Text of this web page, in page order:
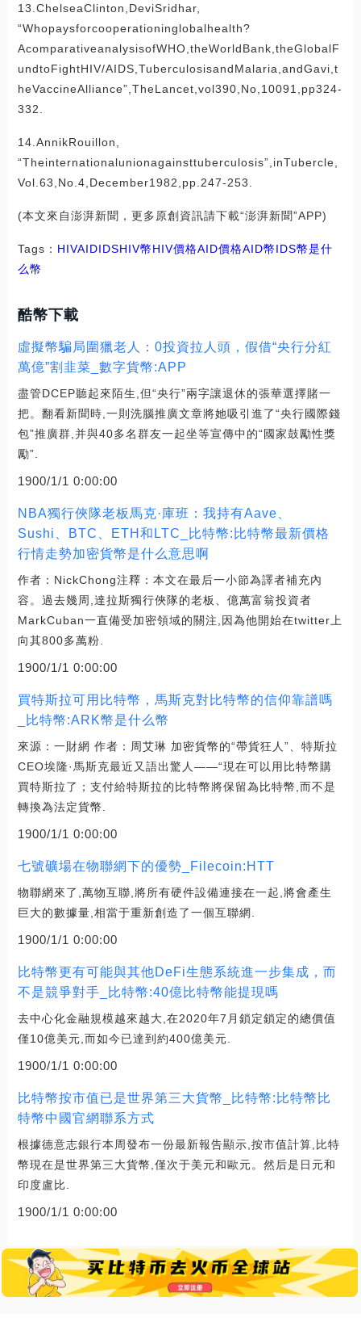
13.ChelseaClinton,DeviSridhar,
“Whopaysforcooperationinglobalhealth?
AcomparativeanalysisofWHO,theWorldBank,theGlobalF
undtoFightHIV/AIDS,TuberculosisandMalaria,andGavi,t
heVaccineAlliance”,TheLancet,vol390,No,10091,pp324-
332.
14.AnnikRouillon,
“Theinternationalunionagainsttuberculosis”,inTubercle,
Vol.63,No.4,December1982,pp.247-253.
(本文來自澎湃新聞，更多原創資訊請下載“澎湃新聞”APP)
Tags： HIVAIDIDSHIV幣HIV價格AID價格AID幣IDS幣是什
么幣
酷幣下載
虛擬幣騙局圍獵老人：0投資拉人頭，假借“央行分紅
萬億”割韭菜_數字貨幣:APP
盡管DCEP聽起來陌生,但“央行”兩字讓退休的張華選擇賭一
把。翻看新聞時,一則洗腦推廣文章將她吸引進了“央行國際錢
包”推廣群,并與40多名群友一起坐等宣傳中的“國家鼓勵性獎
勵”.
1900/1/1 0:00:00
NBA獨行俠隊老板馬克·庫班：我持有Aave、
Sushi、BTC、ETH和LTC_比特幣:比特幣最新價格
行情走勢加密貨幣是什么意思啊
作者：NickChong注釋：本文在最后一小節為譯者補充內
容。過去幾周,達拉斯獨行俠隊的老板、億萬富翁投資者
MarkCuban一直備受加密領域的關注,因為他開始在twitter上
向其800多萬粉.
1900/1/1 0:00:00
買特斯拉可用比特幣，馬斯克對比特幣的信仰靠譜嗎
_比特幣:ARK幣是什么幣
來源：一財網 作者：周艾琳 加密貨幣的“帶貨狂人”、特斯拉
CEO埃隆·馬斯克最近又語出驚人——“現在可以用比特幣購
買特斯拉了；支付給特斯拉的比特幣將保留為比特幣,而不是
轉換為法定貨幣.
1900/1/1 0:00:00
七號礦場在物聯網下的優勢_Filecoin:HTT
物聯網來了,萬物互聯,將所有硬件設備連接在一起,將會產生
巨大的數據量,相當于重新創造了一個互聯網.
1900/1/1 0:00:00
比特幣更有可能與其他DeFi生態系統進一步集成，而
不是競爭對手_比特幣:40億比特幣能提現嗎
去中心化金融規模越來越大,在2020年7月鎖定鎖定的總價值
僅10億美元,而如今已達到約400億美元.
1900/1/1 0:00:00
比特幣按市值已是世界第三大貨幣_比特幣:比特幣比
特幣中國官網聯系方式
根據德意志銀行本周發布一份最新報告顯示,按市值計算,比特
幣現在是世界第三大貨幣,僅次于美元和歐元。然后是日元和
印度盧比.
1900/1/1 0:00:00